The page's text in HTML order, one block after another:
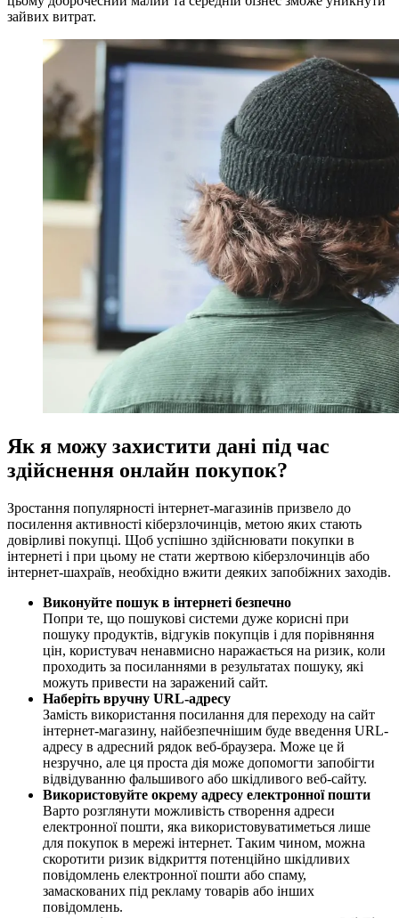
зайвих витрат.
Як я можу захистити дані під час
здійснення онлайн покупок?
Зростання популярності інтернет-магазинів призвело до
посилення активності кіберзлочинців, метою яких стають
довірливі покупці. Щоб успішно здійснювати покупки в
інтернеті і при цьому не стати жертвою кіберзлочинців або
інтернет-шахраїв, необхідно вжити деяких запобіжних заходів.
Виконуйте пошук в інтернеті безпечно
Попри те, що пошукові системи дуже корисні при
пошуку продуктів, відгуків покупців і для порівняння
цін, користувач ненавмисно наражається на ризик, коли
проходить за посиланнями в результатах пошуку, які
можуть привести на заражений сайт.
Наберіть вручну URL-адресу
Замість використання посилання для переходу на сайт
інтернет-магазину, найбезпечнішим буде введення URL-
адресу в адресний рядок веб-браузера. Може це й
незручно, але ця проста дія може допомогти запобігти
відвідуванню фальшивого або шкідливого веб-сайту.
Використовуйте окрему адресу електронної пошти
Варто розглянути можливість створення адреси
електронної пошти, яка використовуватиметься лише
для покупок в мережі інтернет. Таким чином, можна
скоротити ризик відкриття потенційно шкідливих
повідомлень електронної пошти або спаму,
замаскованих під рекламу товарів або інших
повідомлень.